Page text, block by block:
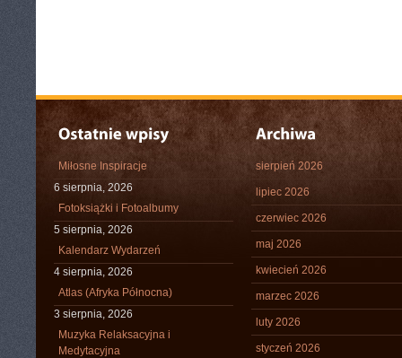
Miłosne Inspiracje
6 sierpnia, 2026
Fotoksiążki i Fotoalbumy
5 sierpnia, 2026
Kalendarz Wydarzeń
4 sierpnia, 2026
Atlas (Afryka Północna)
3 sierpnia, 2026
Muzyka Relaksacyjna i
Medytacyjna
sierpień 2026
lipiec 2026
czerwiec 2026
maj 2026
kwiecień 2026
marzec 2026
luty 2026
styczeń 2026